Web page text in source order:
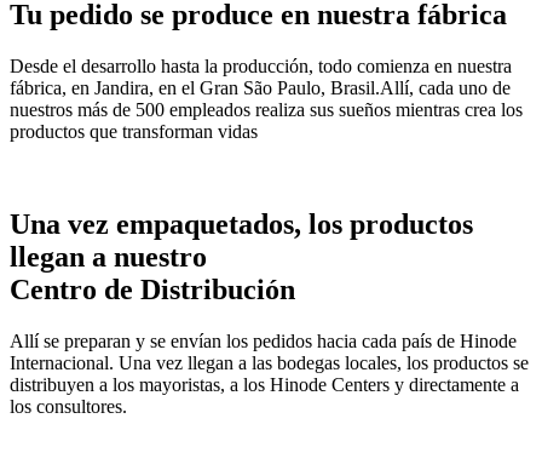
Tu pedido se produce en nuestra fábrica
Desde el desarrollo hasta la producción, todo comienza en nuestra
fábrica, en Jandira, en el Gran São Paulo, Brasil.Allí, cada uno de
nuestros más de 500 empleados realiza sus sueños mientras crea los
productos que transforman vidas
Una vez empaquetados, los productos
llegan a nuestro
Centro de Distribución
Allí se preparan y se envían los pedidos hacia cada país de Hinode
Internacional. Una vez llegan a las bodegas locales, los productos se
distribuyen a los mayoristas, a los Hinode Centers y directamente a
los consultores.